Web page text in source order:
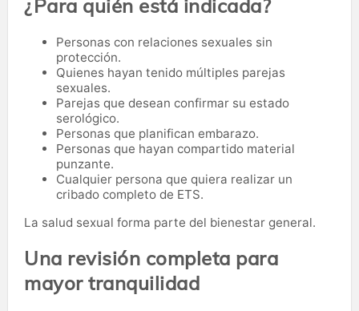
¿Para quién está indicada?
Personas con relaciones sexuales sin
protección.
Quienes hayan tenido múltiples parejas
sexuales.
Parejas que desean confirmar su estado
serológico.
Personas que planifican embarazo.
Personas que hayan compartido material
punzante.
Cualquier persona que quiera realizar un
cribado completo de ETS.
La salud sexual forma parte del bienestar general.
Una revisión completa para
mayor tranquilidad